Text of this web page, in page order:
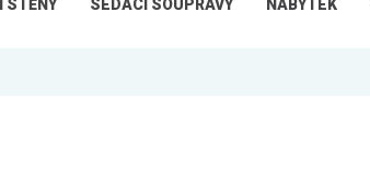
STĚNY SEDACÍ SOUPRAVY NÁBYTEK